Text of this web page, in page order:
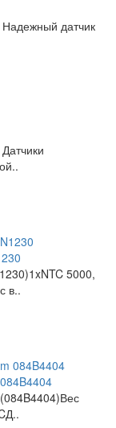
датчик
5000,
в..